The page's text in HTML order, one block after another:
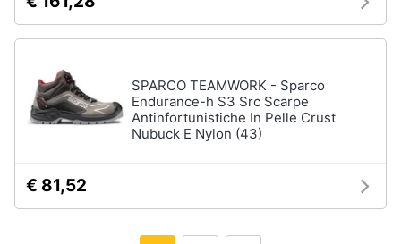
SPARCO TEAMWORK - Sparco
Endurance-h S3 Src Scarpe
Antinfortunistiche In Pelle Crust
Nubuck E Nylon (43)
€ 81,52